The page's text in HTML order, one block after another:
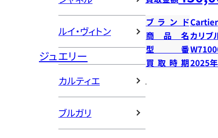
ルイ・ヴィトン
ジュエリー
カルティエ
ブルガリ
ブランドCartier
商品名カリブ
型番
買取時期2025